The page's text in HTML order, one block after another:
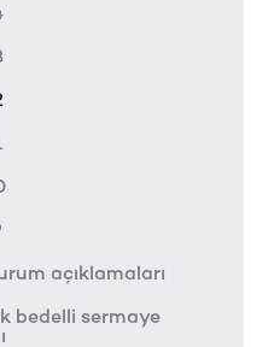
açıklamaları
bedelli sermaye